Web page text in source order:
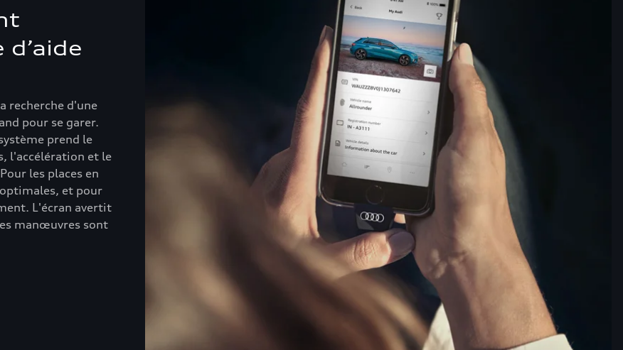
recherche d'une
pour se garer.
prend le
l'accélération et le
les places en
et pour
L'écran avertit
manœuvres sont